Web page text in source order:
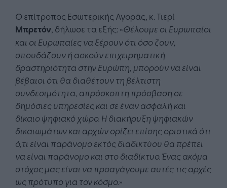
Ο επίτροπος Εσωτερικής Αγοράς, κ. Τιερί
Μπρετόν, δήλωσε τα εξής: «Θέλουμε οι Ευρωπαίοι
και οι Ευρωπαίες να ξέρουν ότι όσο ζουν,
σπουδάζουν ή ασκούν επιχειρηματική
δραστηριότητα στην Ευρώπη, μπορούν να είναι
βέβαιοι ότι θα διαθέτουν τη βέλτιστη
συνδεσιμότητα, απρόσκοπτη πρόσβαση σε
δημόσιες υπηρεσίες και σε έναν ασφαλή και
δίκαιο ψηφιακό χώρο. Η διακήρυξη ψηφιακών
δικαιωμάτων και αρχών ορίζει επίσης οριστικά ότι
ό,τι είναι παράνομο εκτός διαδικτύου θα πρέπει
να είναι παράνομο και στο διαδίκτυο. Ένας ακόμα
στόχος μας είναι να προαγάγουμε αυτές τις αρχές
ως πρότυπο για τον κόσμο.»